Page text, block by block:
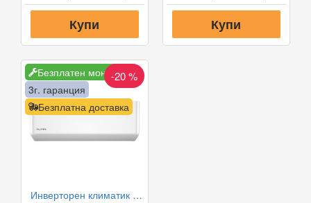
Купи Купи
Безплатен монтаж
Безплатна доставка
3г. гаранция
-20 %
Инверторен климатик Alpin ASW-35PTT Pro, WIFI, 12000 BTU, Клас А++